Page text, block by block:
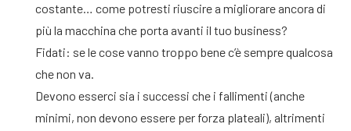
costante… come potresti riuscire a migliorare ancora di
più la macchina che porta avanti il tuo business?
Fidati: se le cose vanno troppo bene c’è sempre qualcosa
che non va.
Devono esserci sia i successi che i fallimenti (anche
minimi, non devono essere per forza plateali), altrimenti